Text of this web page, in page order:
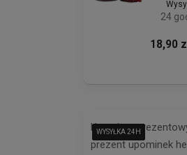
24
18,90
Kosz box
prezent upominek
WYSYŁKA 24H
WYSYŁKA 24H
WYSYŁKA 24H
WYSYŁKA 24H
WYSYŁKA 24H
WYSYŁKA 24H
WYSYŁKA 24H